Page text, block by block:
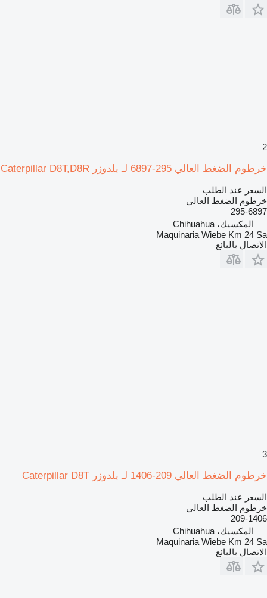
2
خرطوم الضغط العالي 295-6897 لـ بلدوزر Caterpillar D8T,D8R
السعر عند الطلب
خرطوم الضغط العالي
295-6897
المكسيك، Chihuahua
Maquinaria Wiebe Km 24 Sa
الاتصال بالبائع
3
خرطوم الضغط العالي 209-1406 لـ بلدوزر Caterpillar D8T
السعر عند الطلب
خرطوم الضغط العالي
209-1406
المكسيك، Chihuahua
Maquinaria Wiebe Km 24 Sa
الاتصال بالبائع